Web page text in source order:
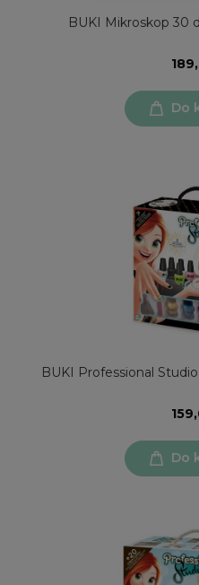
BUKI Mikroskop 30
Do
BUKI Professional
Do